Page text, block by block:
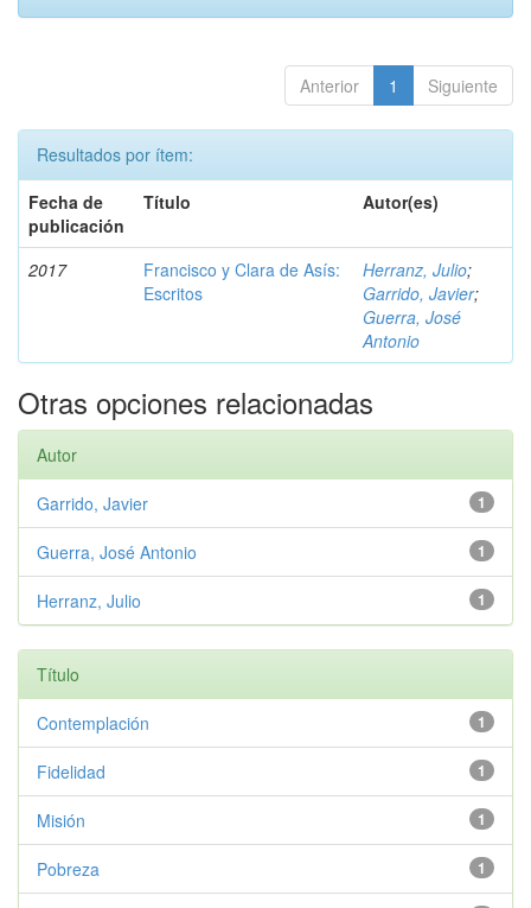
Anterior 1 Siguiente
Resultados por ítem:
Fecha de
publicación
Título Autor(es)
2017
Francisco y Clara de Asís:
Escritos
Herranz, Julio;
Garrido, Javier;
Guerra, José
Antonio
Otras opciones relacionadas
Autor
1
Garrido, Javier
1
Guerra, José Antonio
1
Herranz, Julio
Título
1
Contemplación
1
Fidelidad
1
Misión
1
Pobreza